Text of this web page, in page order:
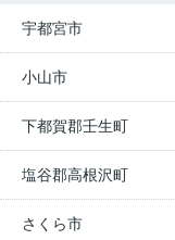
宇都宮市
小山市
下都賀郡壬生町
塩谷郡高根沢町
さくら市